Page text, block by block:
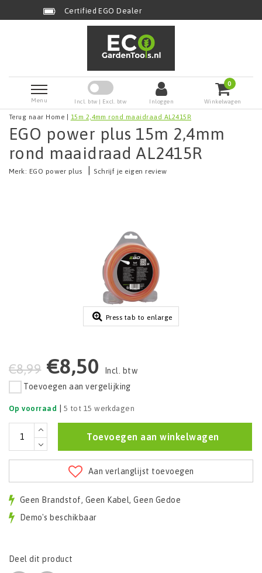
Menu Incl. btw | Excl. btw Inloggen
0
Winkelwagen
Terug naar Home 15m 2,4mm rond maaidraad AL2415R
EGO power plus 15m 2,4mm
rond maaidraad AL2415R
Merk: EGO power plus Schrijf je eigen review
Press tab to enlarge
€8,99 €8,50
Incl. btw
Toevoegen aan vergelijking
Op voorraad | 5 tot 15 werkdagen
Toevoegen aan winkelwagen
Aan verlanglijst toevoegen
Geen Brandstof, Geen Kabel, Geen Gedoe
Demo's beschikbaar
Deel dit product